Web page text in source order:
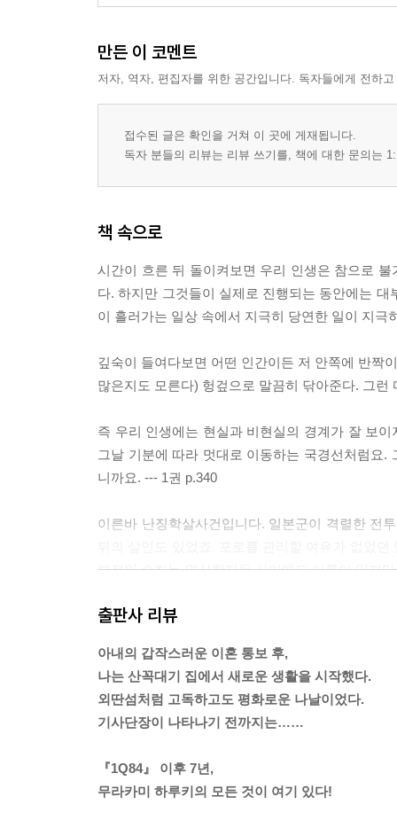
만든 이 코멘트
저자, 역자, 편집자를 위한 공간입니다. 독자들에게 전하
접수된 글은 확인을 거쳐 이 곳에 게재됩니다.
독자 분들의 리뷰는 리뷰 쓰기를, 책에 대한 문의는
책 속으로
시간이 흐른 뒤 돌이켜보면 우리 인생은 참으로
다. 하지만 그것들이 실제로 진행되는 동안에는
이 흘러가는 일상 속에서 지극히 당연한 일이 지
깊숙이 들여다보면 어떤 인간이든 저 안쪽에 반짝
많은지도 모른다) 헝겊으로 말끔히 닦아준다. 그
즉 우리 인생에는 현실과 비현실의 경계가 잘 보
그날 기분에 따라 멋대로 이동하는 국경선처럼요
니까요. --- 1권 p.340
이른바 난징학살사건입니다. 일본군이 격렬한 전
부적인 수치는 역사학자들 사이에도 이론이 있지
까요? --- 2권 p.88
늙는다는 것은 어쩌면 사람에게 죽음보다 더 뜻
로(그리고 사회적으로) 더이상 존재하지 않아도
커다란 유리창에 얼굴을 대고 바깥에 펼쳐진 태평
터였다. 이 세계는 무수한 생명과, 그리고 그것과
출판사 리뷰
아내의 갑작스러운 이혼 통보 후,
나는 산꼭대기 집에서 새로운 생활을 시작했다.
외딴섬처럼 고독하고도 평화로운 나날이었다.
기사단장이 나타나기 전까지는……
『1Q84』 이후 7년,
무라카미 하루키의 모든 것이 여기 있다!